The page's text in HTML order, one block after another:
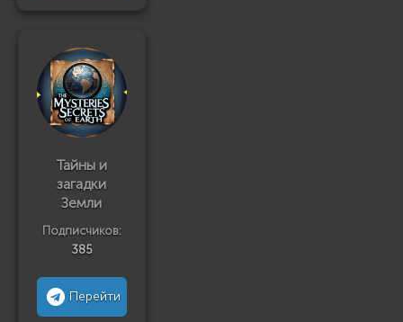
Тайны и
загадки
Земли
Подписчиков:
385
Перейти